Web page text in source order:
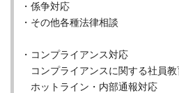
・係争対応
・その他各種法律相談
・コンプライアンス対応
コンプライアンスに関する社員教
ホットライン・内部通報対応